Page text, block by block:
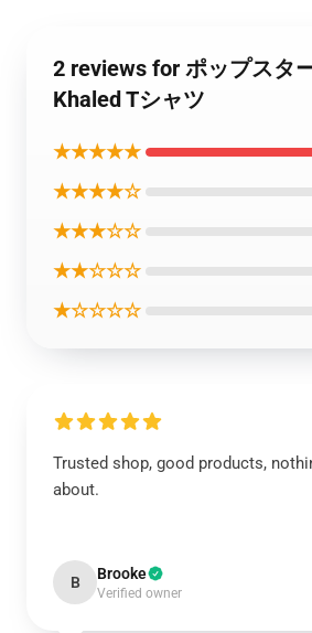
2 reviews for ポップスタ
Khaled Tシャツ
★★★★★
★★★★☆
★★★☆☆
★★☆☆☆
★☆☆☆☆
Trusted shop, good products,
about.
B Brooke
Verified owner